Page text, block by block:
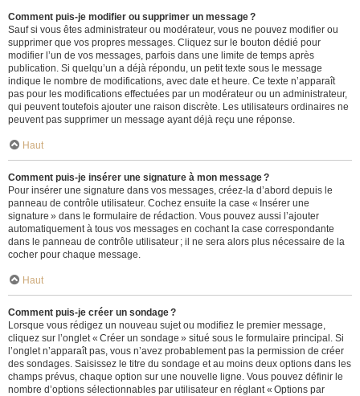
Comment puis-je modifier ou supprimer un message ?
Sauf si vous êtes administrateur ou modérateur, vous ne pouvez modifier ou
supprimer que vos propres messages. Cliquez sur le bouton dédié pour
modifier l’un de vos messages, parfois dans une limite de temps après
publication. Si quelqu’un a déjà répondu, un petit texte sous le message
indique le nombre de modifications, avec date et heure. Ce texte n’apparaît
pas pour les modifications effectuées par un modérateur ou un administrateur,
qui peuvent toutefois ajouter une raison discrète. Les utilisateurs ordinaires ne
peuvent pas supprimer un message ayant déjà reçu une réponse.
Haut
Comment puis-je insérer une signature à mon message ?
Pour insérer une signature dans vos messages, créez-la d’abord depuis le
panneau de contrôle utilisateur. Cochez ensuite la case « Insérer une
signature » dans le formulaire de rédaction. Vous pouvez aussi l’ajouter
automatiquement à tous vos messages en cochant la case correspondante
dans le panneau de contrôle utilisateur ; il ne sera alors plus nécessaire de la
cocher pour chaque message.
Haut
Comment puis-je créer un sondage ?
Lorsque vous rédigez un nouveau sujet ou modifiez le premier message,
cliquez sur l’onglet « Créer un sondage » situé sous le formulaire principal. Si
l’onglet n’apparaît pas, vous n’avez probablement pas la permission de créer
des sondages. Saisissez le titre du sondage et au moins deux options dans les
champs prévus, chaque option sur une nouvelle ligne. Vous pouvez définir le
nombre d’options sélectionnables par utilisateur en réglant « Options par